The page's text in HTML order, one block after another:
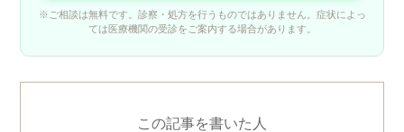
※ご相談は無料です。診察・処方を行うものではありません。症状によっ
ては医療機関の受診をご案内する場合があります。
この記事を書いた人